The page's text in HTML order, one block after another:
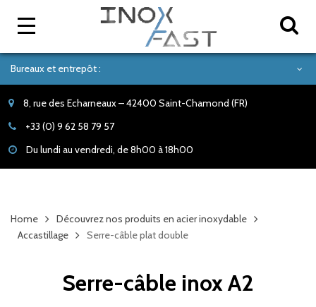
Bureaux et entrepôt :
8, rue des Echarneaux – 42400 Saint-Chamond (FR)
+33 (0) 9 62 58 79 57
Du lundi au vendredi, de 8h00 à 18h00
Home
Découvrez nos produits en acier inoxydable
Accastillage
Serre-câble plat double
Serre-câble inox A2